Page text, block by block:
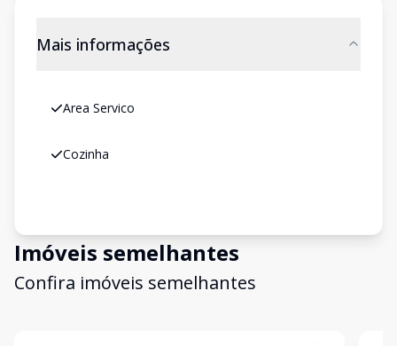
Mais informações
Area Servico
Cozinha
Imóveis semelhantes
Confira imóveis semelhantes